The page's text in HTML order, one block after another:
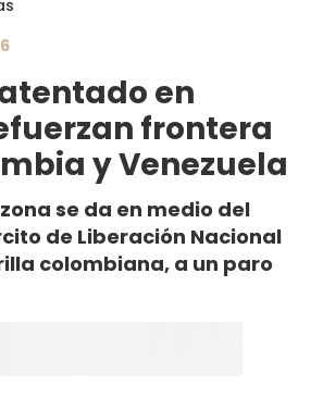
en
frontera
y Venezuela
se da en medio del
de Liberación Nacional
colombiana, a un paro